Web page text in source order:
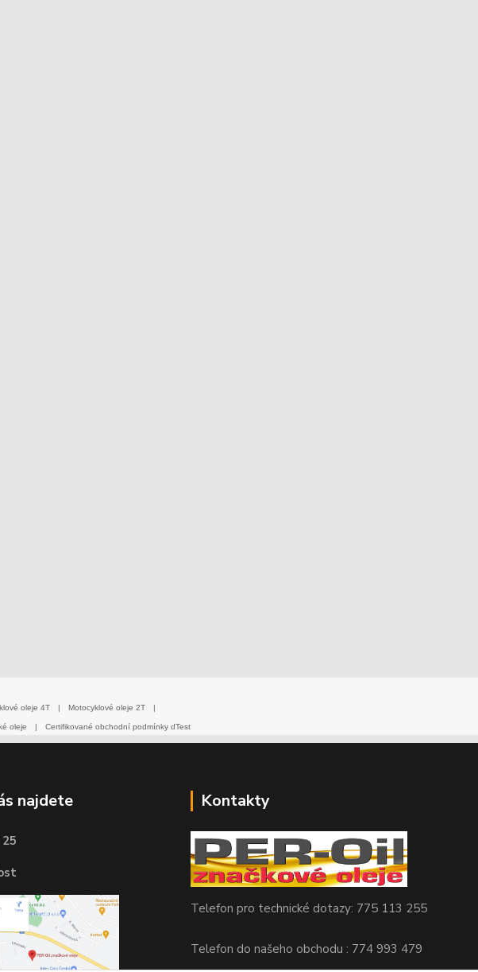
oleje 4T | Motocyklové oleje 2T |
oleje | Certifikované obchodní podmínky dTest
najdete Kontakty
Telefon pro technické dotazy: 775 113 255
Telefon do našeho obchodu : 774 993 479